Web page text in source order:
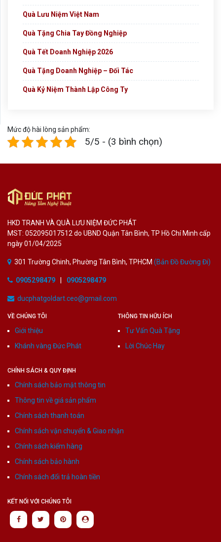
Quà Lưu Niệm Việt Nam
Quà Tặng Chia Tay Đồng Nghiệp
Quà Tết Doanh Nghiệp 2026
Quà Tặng Doanh Nghiệp – Đối Tác
Quà Kỷ Niệm Thành Lập Công Ty
Mức độ hài lòng sản phẩm:
5/5 - (3 bình chọn)
HKD TRANH VÀ QUÀ LƯU NIỆM ĐỨC PHÁT
MST: 052095017512 do UBND Quận Tân Bình, TP Hồ Chí Minh cấp
ngày 01/04/2025
301 Trường Chinh, Phường Tân Bình, TPHCM (Bản Đồ Đường Đi)
0905298479 0905298479
ducphatgoldart.ceo@gmail.com
VỀ CHÚNG TÔI
Giới thiệu
Khánh vàng Đức Phát
THÔNG TIN HỮU ÍCH
Tư Vấn Quà Tặng
Lời Chúc Hay
CHÍNH SÁCH & QUY ĐỊNH
Chính sách bảo mật thông tin
Thông tin về giá sản phẩm
Chính sách thanh toán
Chính sách vận chuyển & Giao nhận
Chính sách kiểm hàng
Chính sách bảo hành
Chính sách đổi trả hoàn tiền
KẾT NỐI VỚI CHÚNG TÔI